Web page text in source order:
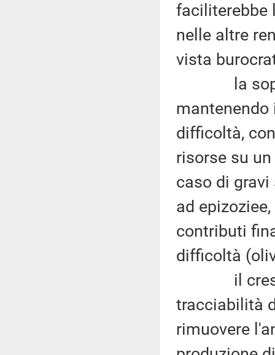
faciliterebbe
nelle altre
vista
la
difficoltà,
risorse su
caso di
ad
contributi
difficoltà
il
tracciabilità
rimuovere